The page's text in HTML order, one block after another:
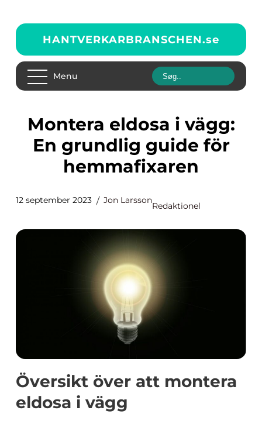
HANTVERKARBRANSCHEN.se
Menu
Montera eldosa i vägg:
En grundlig guide för
hemmafixaren
12 september 2023 Jon Larsson
Redaktionel
Översikt över att montera
eldosa i vägg